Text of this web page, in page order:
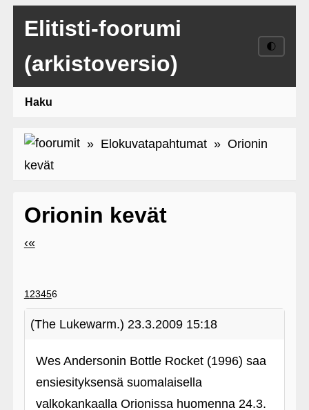
Elitisti-foorumi
(arkistoversio)
🌓
Haku
» Elokuvatapahtumat» Orionin
kevät
Orionin kevät
‹«
1 23456
(The Lukewarm.) 23.3.2009 15:18
Wes Andersonin Bottle Rocket (1996) saa
ensiesityksensä suomalaisella
valkokankaalla Orionissa huomenna 24.3.